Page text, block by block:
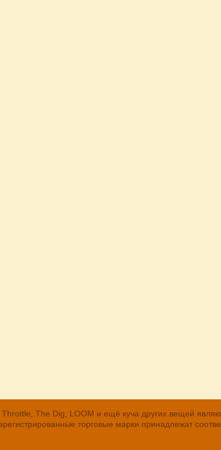
The Dig, LOOM и ещё куча других вещей
торговые марки принадлежат